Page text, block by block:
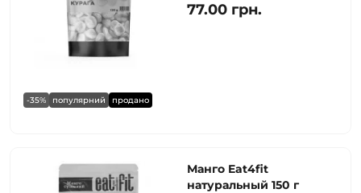
-35% популярний продано
77.00 грн.
Манго Eat4fit
натуральный 150 г